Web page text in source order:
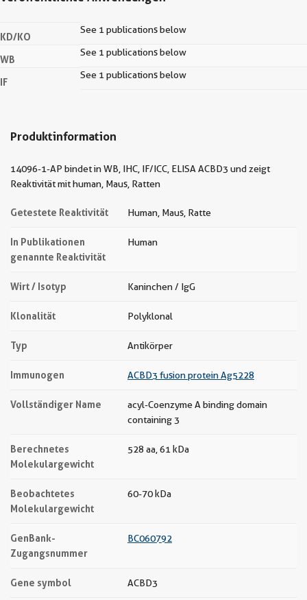
KD/KO
See 1 publications below
WB
See 1 publications below
IF
See 1 publications below
Produktinformation
14096-1-AP bindet in WB, IHC, IF/ICC, ELISA ACBD3 und zeigt
Reaktivität mit human, Maus, Ratten
Getestete Reaktivität Human, Maus, Ratte
In Publikationen
genannte Reaktivität
Human
Wirt / Isotyp Kaninchen / IgG
Klonalität Polyklonal
Typ Antikörper
Immunogen ACBD3 fusion protein Ag5228
Vollständiger Name
acyl-Coenzyme A binding domain
containing 3
Berechnetes
Molekulargewicht
528 aa, 61 kDa
Beobachtetes
Molekulargewicht
60-70 kDa
GenBank-
Zugangsnummer
BC060792
Gene symbol ACBD3